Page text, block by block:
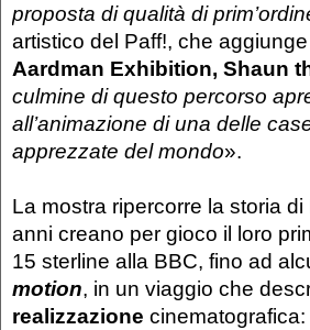
proposta di qualità di
artistico del Paff!, che
Aardman Exhibition, Shaun
culmine di questo percorso
all’animazione di una delle
apprezzate del mondo».
La mostra ripercorre la storia
anni creano per gioco il loro
15 sterline alla BBC, fino ad
motion, in un viaggio che
realizzazione